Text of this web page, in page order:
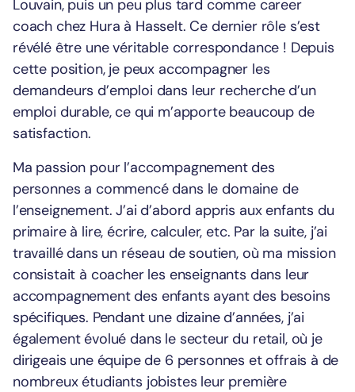
Louvain, puis un peu plus tard comme career
coach chez Hura à Hasselt. Ce dernier rôle s’est
révélé être une véritable correspondance ! Depuis
cette position, je peux accompagner les
demandeurs d’emploi dans leur recherche d’un
emploi durable, ce qui m’apporte beaucoup de
satisfaction.
Ma passion pour l’accompagnement des
personnes a commencé dans le domaine de
l’enseignement. J’ai d’abord appris aux enfants du
primaire à lire, écrire, calculer, etc. Par la suite, j’ai
travaillé dans un réseau de soutien, où ma mission
consistait à coacher les enseignants dans leur
accompagnement des enfants ayant des besoins
spécifiques. Pendant une dizaine d’années, j’ai
également évolué dans le secteur du retail, où je
dirigeais une équipe de 6 personnes et offrais à de
nombreux étudiants jobistes leur première